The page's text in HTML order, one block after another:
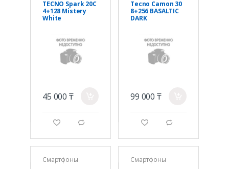
TECNO Spark 20C
4+128 Mistery
White
45 000 ₸
g d
Tecno Camon 30
8+256 BASALTIC
DARK
99 000 ₸
g d
Смартфоны
Смартфоны